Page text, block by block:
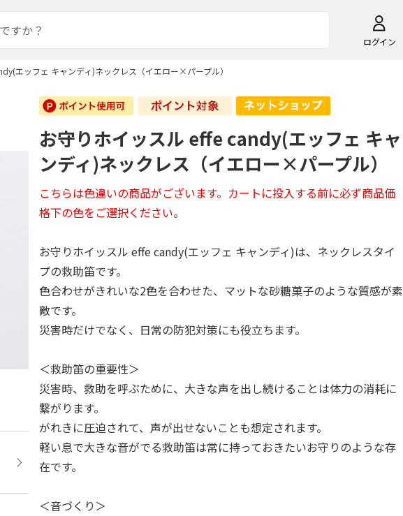
ログイン
エッフェ キャンディ)ネックレス（イエロー×パープル）
お守りホイッスル effe candy(エッフェ キャ
ンディ)ネックレス（イエロー×パープル）
こちらは色違いの商品がございます。カートに投入する前に必ず商品価
格下の色をご選択ください。
お守りホイッスル effe candy(エッフェ キャンディ)は、ネックレスタイ
プの救助笛です。
色合わせがきれいな2色を合わせた、マットな砂糖菓子のような質感が素
敵です。
災害時だけでなく、日常の防犯対策にも役立ちます。
＜救助笛の重要性＞
災害時、救助を呼ぶために、大きな声を出し続けることは体力の消耗に
繋がります。
がれきに圧迫されて、声が出せないことも想定されます。
軽い息で大きな音がでる救助笛は常に持っておきたいお守りのような存
在です。
＜音づくり＞